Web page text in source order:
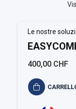
Le nostre
400,00 CHF